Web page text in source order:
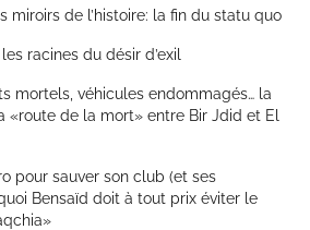
miroirs de l’histoire: la fin du statu quo
racines du désir d’exil
mortels, véhicules endommagés… la
«route de la mort» entre Bir Jdid et El
pour sauver son club (et ses
Bensaïd doit à tout prix éviter le